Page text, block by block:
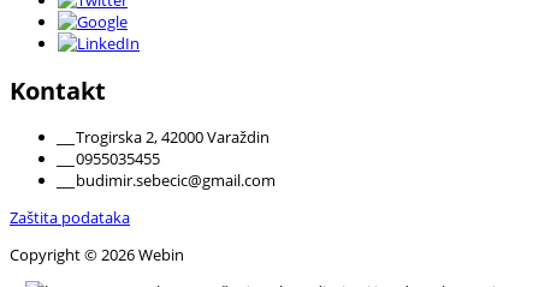
Kontakt
Trogirska 2, 42000 Varaždin
0955035455
budimir.sebecic@gmail.com
Zaštita podataka
Copyright © 2026 Webin